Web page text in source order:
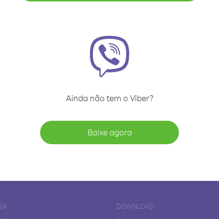
Ainda não tem o Viber?
Baixe agora
DOWNLOAD